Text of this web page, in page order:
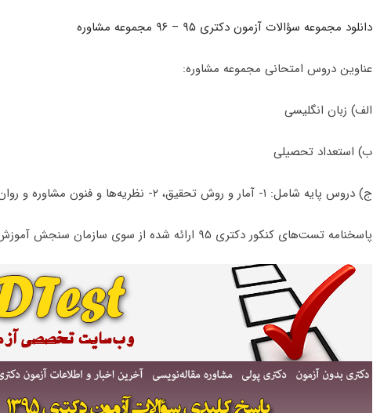
دانلود مجموعه سؤالات آزمون دکتری ۹۵ – ۹۶ مجموعه مشاوره
عناوین دروس امتحانی مجموعه مشاوره:
الف) زبان انگلیسی
ب) استعداد تحصیلی
ج) دروس پایه شامل: ۱- آمار و روش تحقیق، ۲- نظریه‌ها و فنون مشاوره و روا‌ن‌درمانی، ۳- مبانی راهنمایی و مشاوره.
پاسخنامه تست‌های کنکور دکتری ۹۵ ارائه شده از سوی سازمان سنجش آموزش کشور